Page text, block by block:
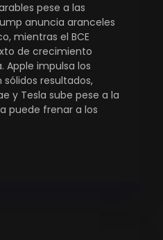
pese a las
anuncia aranceles
mientras el BCE
de crecimiento
Apple impulsa los
resultados,
y Tesla sube pese a la
puede frenar a los